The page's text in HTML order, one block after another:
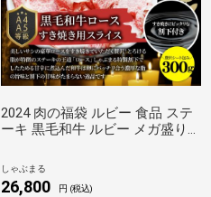
2024 肉の福袋 ルビー 食品 ステ
ーキ 黒毛和牛 ルビー メガ盛り
全赤字の肉袋 福袋 牛肉 焼肉ステ
ーキ プレゼント しゃぶまる
しゃぶまる
26,800 円 (税込)